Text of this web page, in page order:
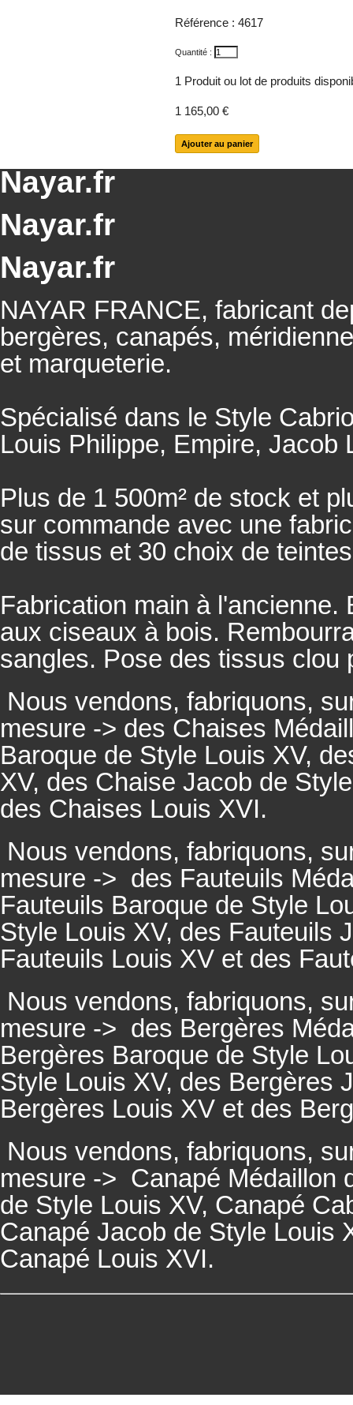
Référence : 4617
Quantité :
1 Produit ou lot de produits
1 165,00 €
Nayar.fr
Nayar.fr
Nayar.fr
NAYAR FRANCE, fabricant
bergères, canapés,
et marqueterie.
Spécialisé dans le Style
Louis Philippe, Empire, Jacob
Plus de 1 500m² de stock et
sur commande avec une
de tissus et 30 choix de
Fabrication main à
aux ciseaux à bois.
sangles. Pose des tissus clou
Nous vendons, fabriquons,
mesure -> des Chaises
Baroque de Style Louis XV,
XV, des Chaise Jacob de
des Chaises Louis XVI.
Nous vendons, fabriquons,
mesure -> des Fauteuils
Fauteuils Baroque de Style
Style Louis XV, des Fauteuils
Fauteuils Louis XV et des
Nous vendons, fabriquons,
mesure -> des Bergères
Bergères Baroque de Style
Style Louis XV, des Bergères
Bergères Louis XV et des
Nous vendons, fabriquons,
mesure -> Canapé Médaillon
de Style Louis XV, Canapé
Canapé Jacob de Style Louis
Canapé Louis XVI.